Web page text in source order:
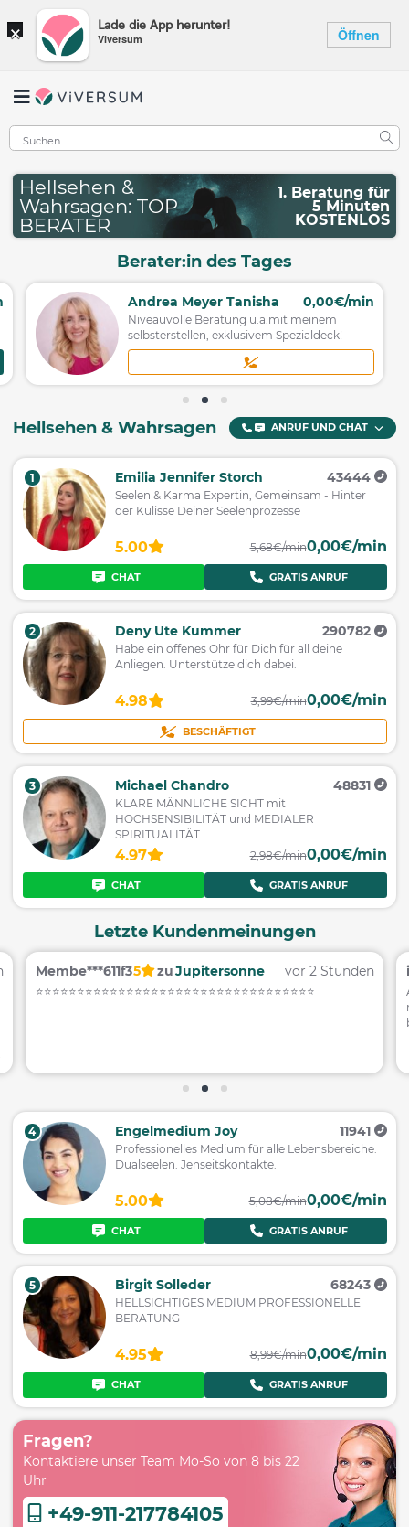
× Lade die App herunter!
Viversum Öffnen
Hellsehen &
Wahrsagen: TOP
BERATER
1. Beratung für
5 Minuten
KOSTENLOS
Berater:in des Tages
Andrea Meyer Tanisha 0,00€/min
Niveauvolle Beratung u.a.mit meinem
selbsterstellen, exklusivem Spezialdeck!
Hellsehen & Wahrsagen ANRUF UND CHAT
Letzte Kundenmeinungen
Membe***611f35 zuJupitersonne vor 2 Stunden
⭐️⭐️⭐️⭐️⭐️⭐️⭐️⭐️⭐️⭐️⭐️⭐️⭐️⭐️⭐️⭐️⭐️⭐️⭐️⭐️⭐️⭐️⭐️⭐️⭐️⭐️⭐️⭐️⭐️⭐️⭐️⭐️⭐️⭐️
Fragen?
Kontaktiere unser Team Mo-So von 8 bis 22
Uhr
+49-911-217784105
1 Emilia Jennifer Storch 43444
Seelen & Karma Expertin, Gemeinsam - Hinter
der Kulisse Deiner Seelenprozesse
5.00 5,68€/min0,00€/min
CHAT GRATIS ANRUF
2 Deny Ute Kummer 290782
Habe ein offenes Ohr für Dich für all deine
Anliegen. Unterstütze dich dabei.
4.98 3,99€/min0,00€/min
BESCHÄFTIGT
3 Michael Chandro 48831
KLARE MÄNNLICHE SICHT mit
HOCHSENSIBILITÄT und MEDIALER
SPIRITUALITÄT
4.97 2,98€/min0,00€/min
CHAT GRATIS ANRUF
4 Engelmedium Joy 11941
Professionelles Medium für alle Lebensbereiche.
Dualseelen. Jenseitskontakte.
5.00 5,08€/min0,00€/min
CHAT GRATIS ANRUF
5 Birgit Solleder 68243
HELLSICHTIGES MEDIUM PROFESSIONELLE
BERATUNG
4.95 8,99€/min0,00€/min
CHAT GRATIS ANRUF